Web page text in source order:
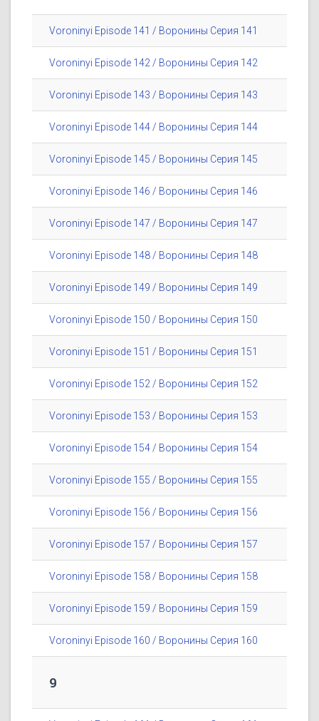
Voroninyi Episode 141 / Воронины Серия 141
Voroninyi Episode 142 / Воронины Серия 142
Voroninyi Episode 143 / Воронины Серия 143
Voroninyi Episode 144 / Воронины Серия 144
Voroninyi Episode 145 / Воронины Серия 145
Voroninyi Episode 146 / Воронины Серия 146
Voroninyi Episode 147 / Воронины Серия 147
Voroninyi Episode 148 / Воронины Серия 148
Voroninyi Episode 149 / Воронины Серия 149
Voroninyi Episode 150 / Воронины Серия 150
Voroninyi Episode 151 / Воронины Серия 151
Voroninyi Episode 152 / Воронины Серия 152
Voroninyi Episode 153 / Воронины Серия 153
Voroninyi Episode 154 / Воронины Серия 154
Voroninyi Episode 155 / Воронины Серия 155
Voroninyi Episode 156 / Воронины Серия 156
Voroninyi Episode 157 / Воронины Серия 157
Voroninyi Episode 158 / Воронины Серия 158
Voroninyi Episode 159 / Воронины Серия 159
Voroninyi Episode 160 / Воронины Серия 160
9